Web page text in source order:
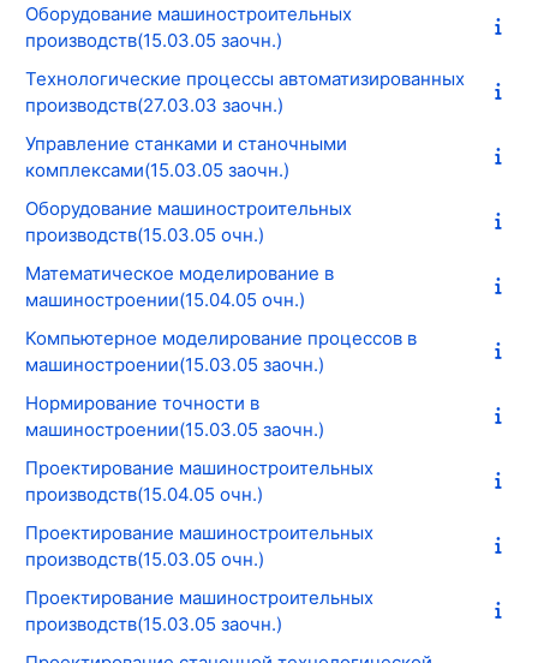
Оборудование машиностроительных
производств(15.03.05 заочн.)
Технологические процессы автоматизированных
производств(27.03.03 заочн.)
Управление станками и станочными
комплексами(15.03.05 заочн.)
Оборудование машиностроительных
производств(15.03.05 очн.)
Математическое моделирование в
машиностроении(15.04.05 очн.)
Компьютерное моделирование процессов в
машиностроении(15.03.05 заочн.)
Нормирование точности в
машиностроении(15.03.05 заочн.)
Проектирование машиностроительных
производств(15.04.05 очн.)
Проектирование машиностроительных
производств(15.03.05 очн.)
Проектирование машиностроительных
производств(15.03.05 заочн.)